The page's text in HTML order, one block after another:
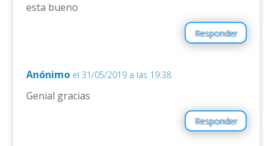
esta bueno
Responder
Anónimo el 31/05/2019 a las 19:38
Genial gracias
Responder